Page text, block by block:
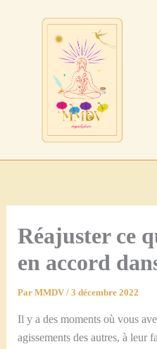
Réajuster ce
en accord
Par MMDV / 3 décembre 2022
Il y a des moments où vous
agissements des autres, à leur